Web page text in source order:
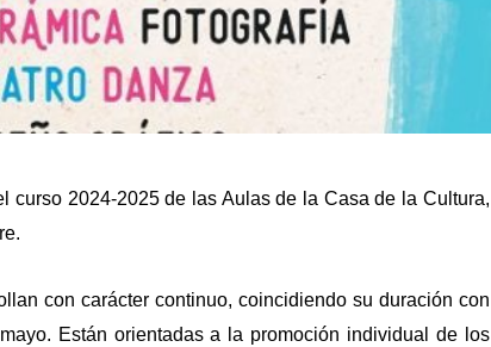
curso 2024-2025 de las Aulas de la Casa de la Cultura,
con carácter continuo, coincidiendo su duración con
Están orientadas a la promoción individual de los